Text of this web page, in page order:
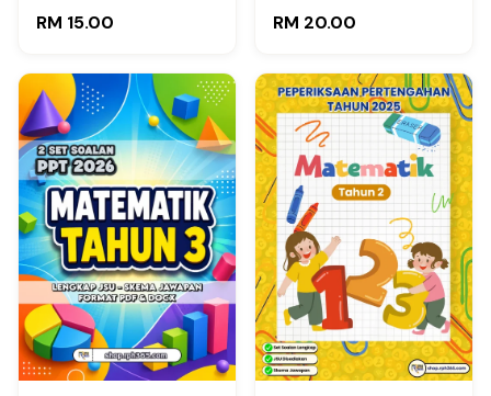
RM 15.00 RM 20.00